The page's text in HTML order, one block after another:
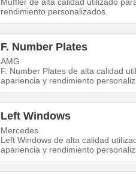
rendimiento personalizados.
F. Number Plates
AMG
F. Number Plates de alta calidad
apariencia y rendimiento
Left Windows
Mercedes
Left Windows de alta calidad
apariencia y rendimiento